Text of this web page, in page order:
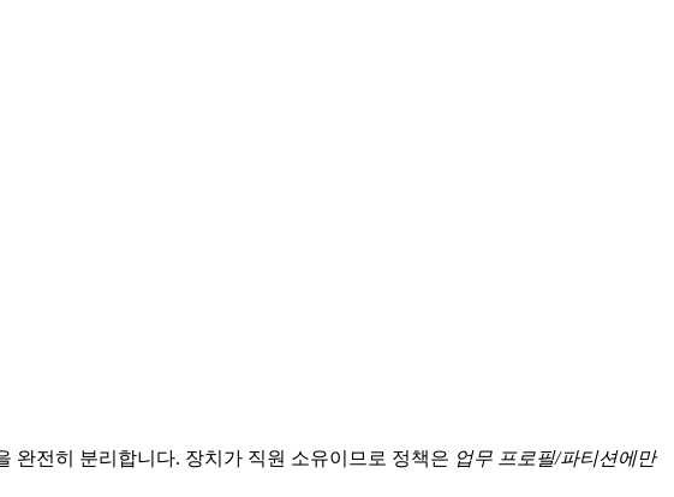
완전히 분리합니다. 장치가 직원 소유이므로 정책은 업무 프로필/파티션에만